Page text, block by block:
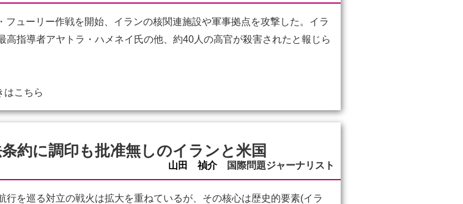
ューリー作戦を開始、イランの核関連施設や軍事拠点を攻撃した。イラ
指導者アヤトラ・ハメネイ氏の他、約40人の高官が殺害されたと報じら
はこちら
約に調印も批准無しのイランと米国
山田 禎介国際問題ジャーナリスト
を巡る対立の戦火は拡大を重ねているが、その核心は歴史的要素(イラ